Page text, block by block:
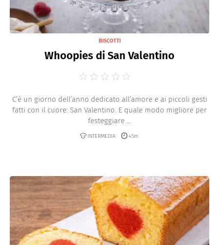
BISCOTTI
Whoopies di San Valentino
C’è un giorno dell’anno dedicato all’amore e ai piccoli gesti
fatti con il cuore: San Valentino. E quale modo migliore per
festeggiare ...
INTERMEDIA 45m